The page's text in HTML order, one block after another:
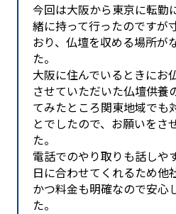
今回は大阪から東京に転勤
緒に持って行ったのですが
おり、仏壇を収める場所が
た。
大阪に住んでいるときにお
させていただいた仏壇供養
てみたところ関東地域でも
とでしたので、お願いをさ
た。
電話でのやり取りも話しや
日に合わせてくれるため他
かつ料金も明確なので安心
た。